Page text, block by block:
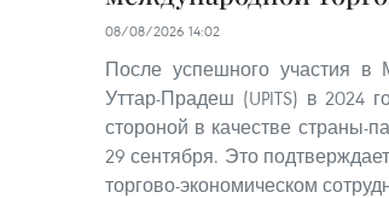
08/08/2026 14:02
После успешного участия в
Уттар-Прадеш (UPITS) в 2024
стороной в качестве страны-
29 сентября. Это
торгово-экономическом